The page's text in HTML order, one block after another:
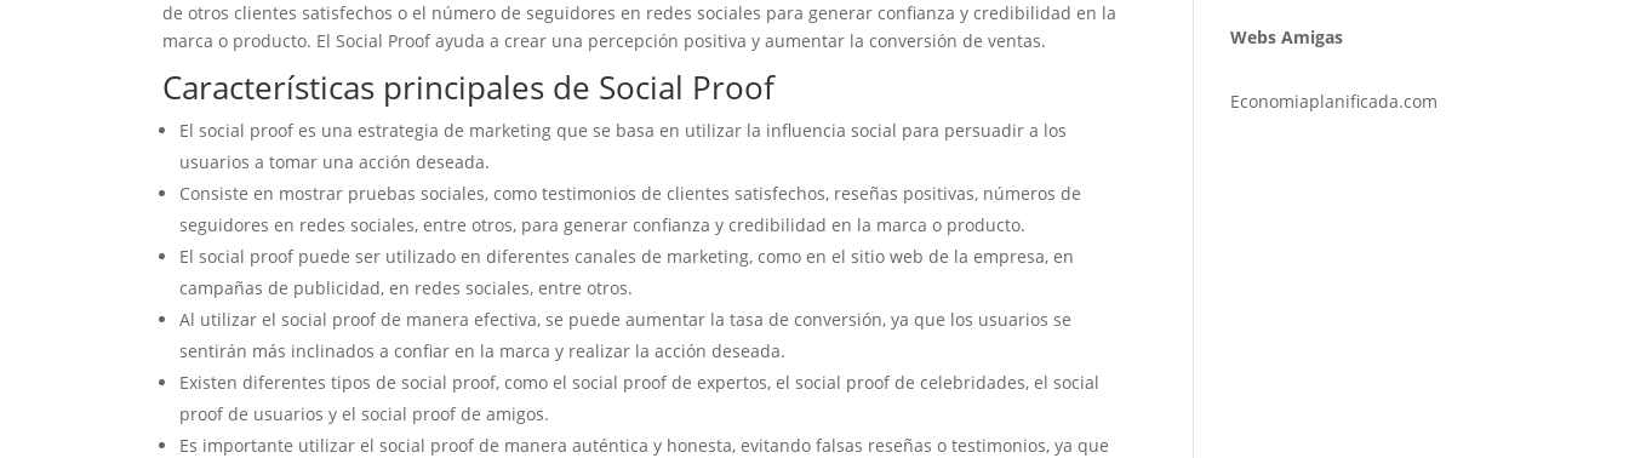
de otros clientes satisfechos o el número de seguidores en redes sociales para generar confianza y credibilidad en la
marca o producto. El Social Proof ayuda a crear una percepción positiva y aumentar la conversión de ventas.
Características principales de Social Proof
El social proof es una estrategia de marketing que se basa en utilizar la influencia social para persuadir a los
usuarios a tomar una acción deseada.
Consiste en mostrar pruebas sociales, como testimonios de clientes satisfechos, reseñas positivas, números de
seguidores en redes sociales, entre otros, para generar confianza y credibilidad en la marca o producto.
El social proof puede ser utilizado en diferentes canales de marketing, como en el sitio web de la empresa, en
campañas de publicidad, en redes sociales, entre otros.
Al utilizar el social proof de manera efectiva, se puede aumentar la tasa de conversión, ya que los usuarios se
sentirán más inclinados a confiar en la marca y realizar la acción deseada.
Existen diferentes tipos de social proof, como el social proof de expertos, el social proof de celebridades, el social
proof de usuarios y el social proof de amigos.
Es importante utilizar el social proof de manera auténtica y honesta, evitando falsas reseñas o testimonios, ya que
Webs Amigas
Economiaplanificada.com